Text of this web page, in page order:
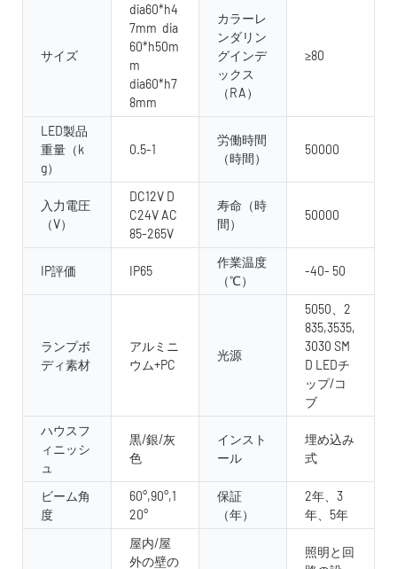
サイズ
dia60*h4
7mm dia
60*h50m
m
dia60*h7
8mm
カラーレ
ンダリン
グインデ
ックス
（RA）
≥80
LED製品
重量（k
g）
0.5-1
労働時間
（時間）
50000
入力電圧
（V）
DC12V D
C24V AC
85-265V
寿命（時
間）
50000
IP評価 IP65
作業温度
（℃）
-40- 50
ランプボ
ディ素材
アルミニ
ウム+PC
光源
5050、2
835,3535,
3030 SM
D LEDチ
ップ/コ
ブ
ハウスフ
ィニッシ
ュ
黒/銀/灰
色
インスト
ール
埋め込み
式
ビーム角
度
60°,90°,1
20°
保証
（年）
2年、3
年、5年
屋内/屋
外の壁の
照明と回